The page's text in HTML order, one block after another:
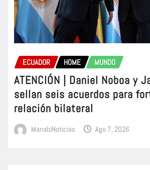
ECUADOR HOME MUNDO
ATENCIÓN | Daniel Noboa y
sellan seis acuerdos para
relación bilateral
ManabiNoticias Ago 7, 2026